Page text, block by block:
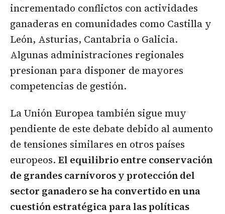
incrementado conflictos con actividades
ganaderas en comunidades como Castilla y
León, Asturias, Cantabria o Galicia.
Algunas administraciones regionales
presionan para disponer de mayores
competencias de gestión.
La Unión Europea también sigue muy
pendiente de este debate debido al aumento
de tensiones similares en otros países
europeos. El equilibrio entre conservación
de grandes carnívoros y protección del
sector ganadero se ha convertido en una
cuestión estratégica para las políticas